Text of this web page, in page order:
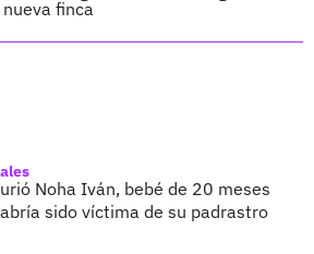
finca
Noha Iván, bebé de 20 meses
sido víctima de su padrastro